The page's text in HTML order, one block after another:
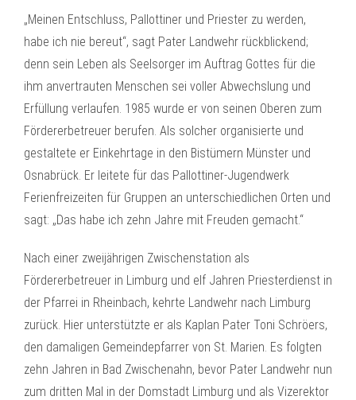
„Meinen Entschluss, Pallottiner und Priester zu werden,
habe ich nie bereut“, sagt Pater Landwehr rückblickend;
denn sein Leben als Seelsorger im Auftrag Gottes für die
ihm anvertrauten Menschen sei voller Abwechslung und
Erfüllung verlaufen. 1985 wurde er von seinen Oberen zum
Fördererbetreuer berufen. Als solcher organisierte und
gestaltete er Einkehrtage in den Bistümern Münster und
Osnabrück. Er leitete für das Pallottiner-Jugendwerk
Ferienfreizeiten für Gruppen an unterschiedlichen Orten und
sagt: „Das habe ich zehn Jahre mit Freuden gemacht.“
Nach einer zweijährigen Zwischenstation als
Fördererbetreuer in Limburg und elf Jahren Priesterdienst in
der Pfarrei in Rheinbach, kehrte Landwehr nach Limburg
zurück. Hier unterstützte er als Kaplan Pater Toni Schröers,
den damaligen Gemeindepfarrer von St. Marien. Es folgten
zehn Jahren in Bad Zwischenahn, bevor Pater Landwehr nun
zum dritten Mal in der Domstadt Limburg und als Vizerektor